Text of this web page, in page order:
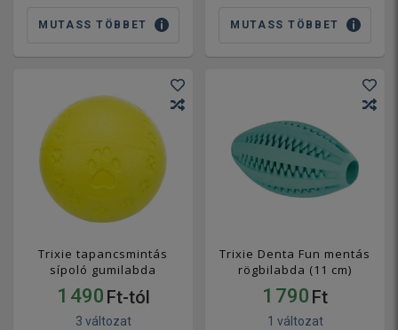
MUTASS TÖBBET MUTASS TÖBBET
Trixie tapancsmintás
sípoló gumilabda
1 490 Ft-tól
3 változat
Trixie Denta Fun mentás
rögbilabda (11 cm)
1 790 Ft
1 változat